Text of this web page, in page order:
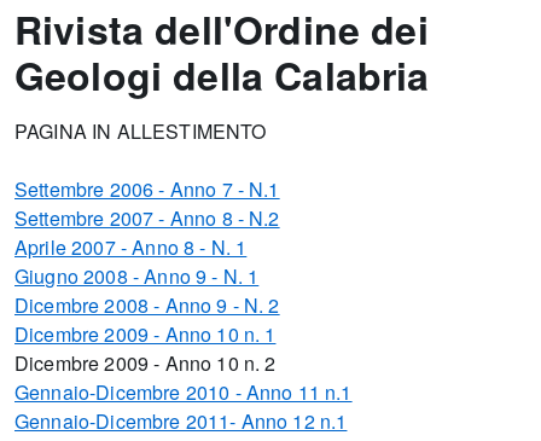
Rivista dell'Ordine dei
Geologi della Calabria
PAGINA IN ALLESTIMENTO
Settembre 2006 - Anno 7 - N.1
Settembre 2007 - Anno 8 - N.2
Aprile 2007 - Anno 8 - N. 1
Giugno 2008 - Anno 9 - N. 1
Dicembre 2008 - Anno 9 - N. 2
Dicembre 2009 - Anno 10 n. 1
Dicembre 2009 - Anno 10 n. 2
Gennaio-Dicembre 2010 - Anno 11 n.1
Gennaio-Dicembre 2011- Anno 12 n.1